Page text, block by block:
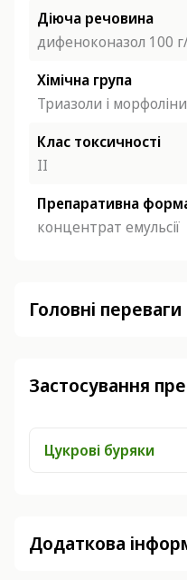
Діюча речовина
дифеноконазол 100
Хімічна група
Триазоли і морфоліни
Клас токсичності
ІІ
Препаративна
концентрат емульсії
Головні
Застосування
Цукрові буряки
Додаткова